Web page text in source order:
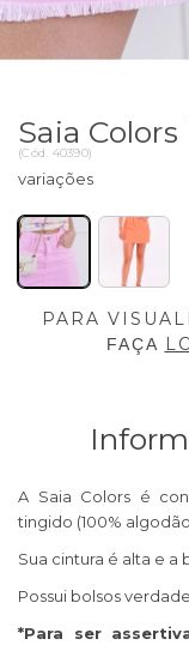
Saia Colors
(Cód. 40390)
PARA
FAÇA
A Saia Colors é
tingido (100%
Sua cintura é alta e a
Possui bolsos
*Para ser